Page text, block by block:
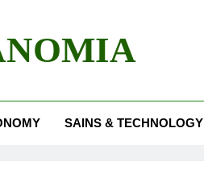
SAINS & TECHNOLOGY